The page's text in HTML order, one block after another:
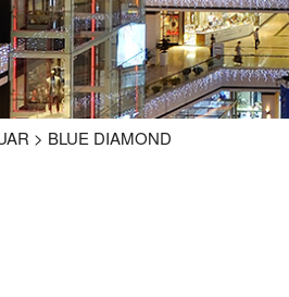
> BLUE DIAMOND